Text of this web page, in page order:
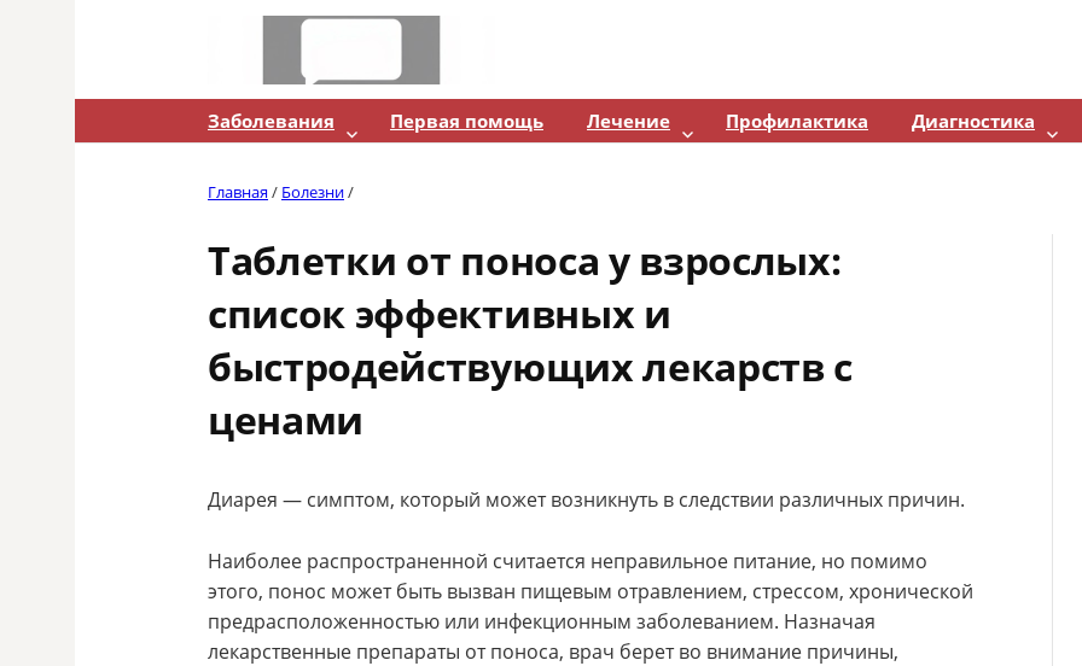
Заболевания Первая помощь Лечение Профилактика Диагностика
Главная/ Болезни/
Таблетки от поноса у взрослых:
список эффективных и
быстродействующих лекарств с
ценами
Диарея — симптом, который может возникнуть в следствии различных причин.
Наиболее распространенной считается неправильное питание, но помимо
этого, понос может быть вызван пищевым отравлением, стрессом, хронической
предрасположенностью или инфекционным заболеванием. Назначая
лекарственные препараты от поноса, врач берет во внимание причины,